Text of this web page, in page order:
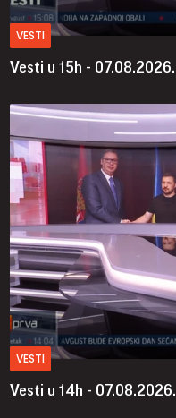
VESTI
Vesti u 15h - 07.08.2026.
VESTI
Vesti u 14h - 07.08.2026.